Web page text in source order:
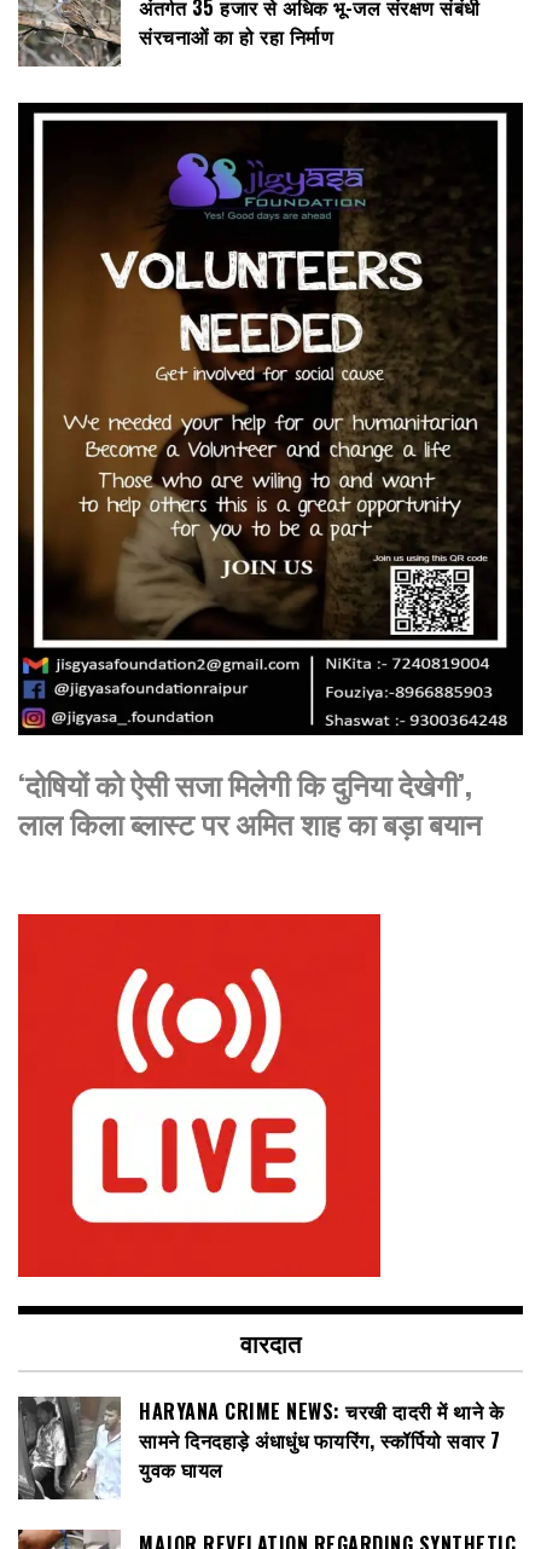
अंतर्गत 35 हजार से अधिक भू-जल संरक्षण संबंधी
संरचनाओं का हो रहा निर्माण
‘दोषियों को ऐसी सजा मिलेगी कि दुनिया देखेगी’,
लाल किला ब्लास्ट पर अमित शाह का बड़ा बयान
वारदात
HARYANA CRIME NEWS: चरखी दादरी में थाने के
सामने दिनदहाड़े अंधाधुंध फायरिंग, स्कॉर्पियो सवार 7
युवक घायल